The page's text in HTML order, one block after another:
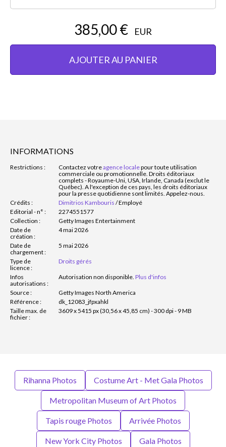
385,00 € EUR
AJOUTER AU PANIER
INFORMATIONS
Restrictions : Contactez votreagence localepour toute utilisation
commerciale ou promotionnelle. Droits éditoriaux
complets - Royaume-Uni, USA, Irlande, Canada (exclut le
Québec). A l'exception de ces pays, les droits éditoriaux
pour la presse quotidienne sont limités. Appelez-nous.
Crédits :
Dimitrios Kambouris /Employé
Editorial - n° :
2274551577
Collection :
Getty Images Entertainment
Date de
création :
4 mai 2026
Date de
chargement :
5 mai 2026
Type de
licence :
Droits gérés
Infos
autorisations :
Autorisation non disponible. Plus d'infos
Source :
Getty Images North America
Référence :
dk_12083_jfpxahkl
Taille max. de
fichier :
3609 x 5415 px (30,56 x 45,85 cm) - 300 dpi - 9 MB
Rihanna Photos Costume Art - Met Gala Photos
Metropolitan Museum of Art Photos
Tapis rouge Photos Arrivée Photos
New York City Photos Gala Photos